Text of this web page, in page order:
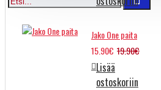
Jako One paita
15.90€ 19.90€
Lisää
ostoskoriin